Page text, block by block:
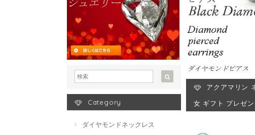
Category
ダイヤモンドネックレス
アクアマリン
女 ギフト プレゼ